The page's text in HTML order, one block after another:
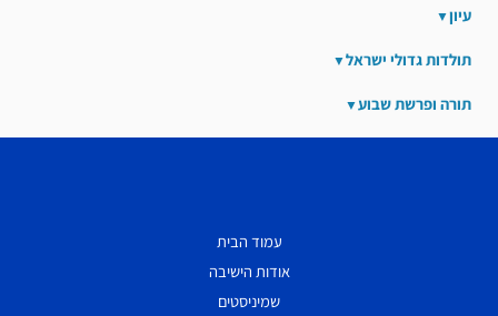
עיון
תולדות גדולי ישראל
תורה ופרשת שבוע
עמוד הבית
אודות הישיבה
שמיניסטים